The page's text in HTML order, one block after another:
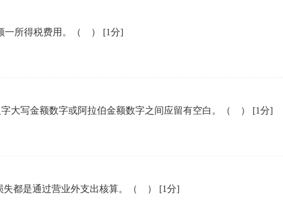
一所得税费用。（ ） [1分]
大写金额数字或阿拉伯金额数字之间应留有空白。（ ） [1分]
失都是通过营业外支出核算。（ ） [1分]